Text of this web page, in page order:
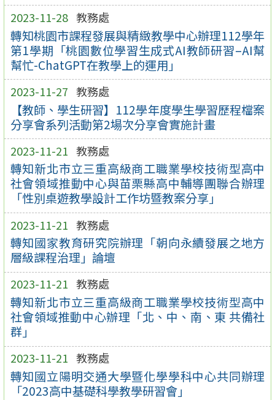
2023-11-28 教務處
轉知桃園市課程發展與精緻教學中心辦理112學年
第1學期「桃園數位學習生成式AI教師研習–AI幫
幫忙-ChatGPT在教學上的運用」
2023-11-27 教務處
【教師、學生研習】112學年度學生學習歷程檔案
分享會系列活動第2場次分享會實施計畫
2023-11-21 教務處
轉知新北市立三重高級商工職業學校技術型高中
社會領域推動中心與苗栗縣高中輔導團聯合辦理
「性別桌遊教學設計工作坊暨教案分享」
2023-11-21 教務處
轉知國家教育研究院辦理「朝向永續發展之地方
層級課程治理」論壇
2023-11-21 教務處
轉知新北市立三重高級商工職業學校技術型高中
社會領域推動中心辦理「北、中、南、東 共備社
群」
2023-11-21 教務處
轉知國立陽明交通大學暨化學學科中心共同辦理
「2023高中基礎科學教學研習會」